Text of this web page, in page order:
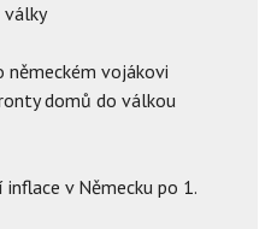
války
německém vojákovi
domů do válkou
v Německu po 1.